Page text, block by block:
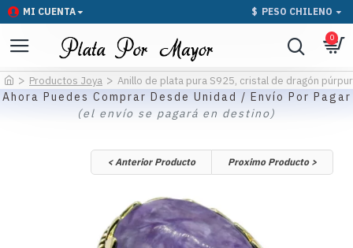
MI CUENTA $ PESO CHILENO
0
Productos Joya Anillo de plata pura S925, cristal de dragón
Ahora Puedes Comprar Desde Unidad / Envío Por Pagar
(el envío se pagará en destino)
< Anterior Producto Proximo Producto >